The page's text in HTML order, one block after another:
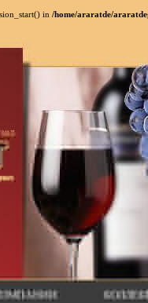
in /home/araratde/